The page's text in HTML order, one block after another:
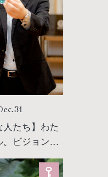
.31
人たち】わた
。ビジョンメ
ストロSS級
さんに聞く！